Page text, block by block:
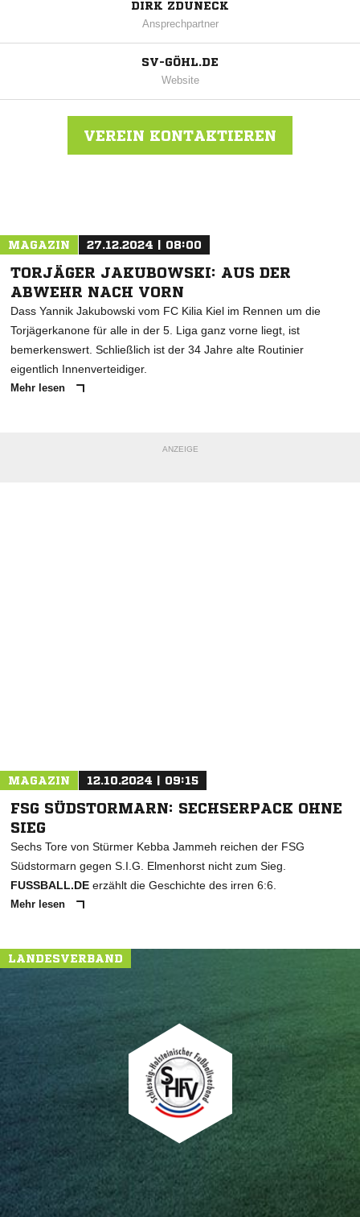
DIRK ZDUNECK
Ansprechpartner
SV-GÖHL.DE
Website
VEREIN KONTAKTIEREN
MAGAZIN 27.12.2024 | 08:00
TORJÄGER JAKUBOWSKI: AUS DER
ABWEHR NACH VORN
Dass Yannik Jakubowski vom FC Kilia Kiel im Rennen um die
Torjägerkanone für alle in der 5. Liga ganz vorne liegt, ist
bemerkenswert. Schließlich ist der 34 Jahre alte Routinier
eigentlich Innenverteidiger.
Mehr lesen
ANZEIGE
MAGAZIN 12.10.2024 | 09:15
FSG SÜDSTORMARN: SECHSERPACK OHNE
SIEG
Sechs Tore von Stürmer Kebba Jammeh reichen der FSG
Südstormarn gegen S.I.G. Elmenhorst nicht zum Sieg.
FUSSBALL.DE erzählt die Geschichte des irren 6:6.
Mehr lesen
LANDESVERBAND